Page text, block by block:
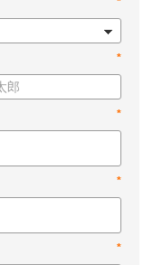
*
*
*
*